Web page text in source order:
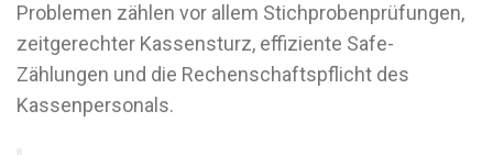
Problemen zählen vor allem Stichprobenprüfungen,
zeitgerechter Kassensturz, effiziente Safe-
Zählungen und die Rechenschaftspflicht des
Kassenpersonals.